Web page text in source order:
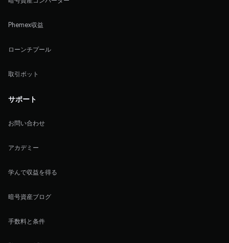
Phemex収益
ローンチプール
取引ボット
サポート
お問い合わせ
アカデミー
学んで収益を得る
暗号資産ブログ
手数料と条件